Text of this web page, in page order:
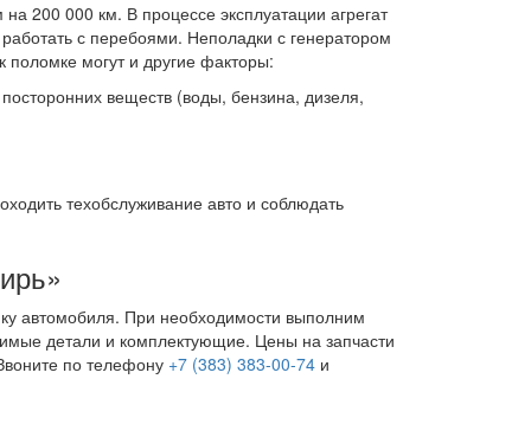
200 000 км. В процессе эксплуатации агрегат
с перебоями. Неполадки с генератором
могут и другие факторы:
веществ (воды, бензина, дизеля,
техобслуживание авто и соблюдать
автомобиля. При необходимости выполним
детали и комплектующие. Цены на запчасти
по телефону +7 (383) 383-00-74и